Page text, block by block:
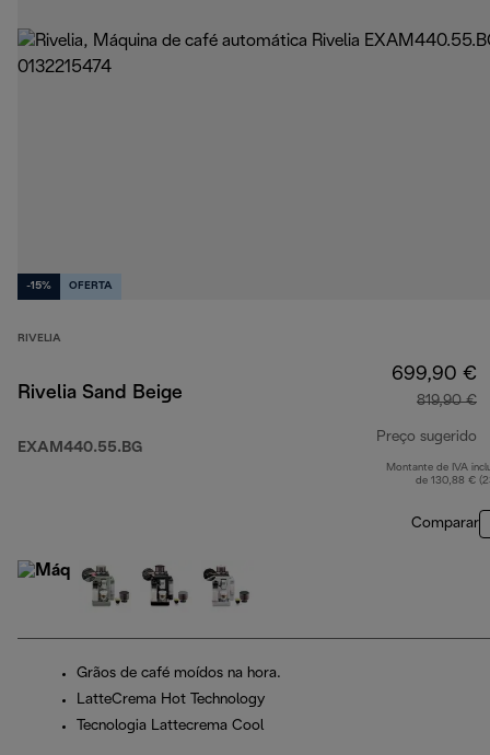
-15% OFERTA
RIVELIA
Rivelia Sand Beige
EXAM440.55.BG
699,90 €
819,90 €
Preço sugerido
Montante de IVA
de 130,88 €
Comparar
Grãos de café moídos na hora.
LatteCrema Hot Technology
Tecnologia Lattecrema Cool